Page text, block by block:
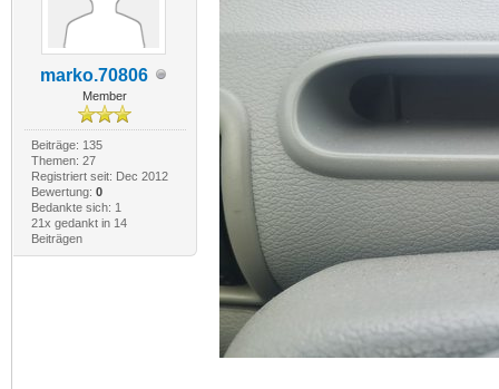
marko.70806
Member
Beiträge: 135
Themen: 27
Registriert seit: Dec 2012
Bewertung: 0
Bedankte sich: 1
21x gedankt in 14
Beiträgen